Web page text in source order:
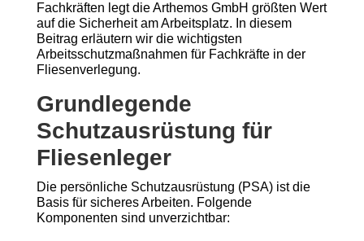
Fachkräften legt die Arthemos GmbH größten Wert
auf die Sicherheit am Arbeitsplatz. In diesem
Beitrag erläutern wir die wichtigsten
Arbeitsschutzmaßnahmen für Fachkräfte in der
Fliesenverlegung.
Grundlegende
Schutzausrüstung für
Fliesenleger
Die persönliche Schutzausrüstung (PSA) ist die
Basis für sicheres Arbeiten. Folgende
Komponenten sind unverzichtbar: